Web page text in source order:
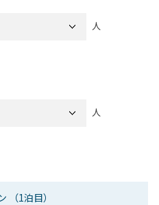
人
人
（1泊目）